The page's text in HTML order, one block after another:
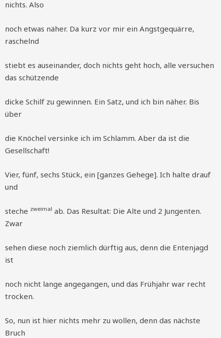
nichts. Also
noch etwas näher. Da kurz vor mir ein Angstgequärre,
raschelnd
stiebt es auseinander, doch nichts geht hoch, alle versuchen
das schützende
dicke Schilf zu gewinnen. Ein Satz, und ich bin näher. Bis
über
die Knöchel versinke ich im Schlamm. Aber da ist die
Gesellschaft!
Vier, fünf, sechs Stück, ein [ganzes Gehege]. Ich halte drauf
und
steche zweimal ab. Das Resultat: Die Alte und 2 Jungenten.
Zwar
sehen diese noch ziemlich dürftig aus, denn die Entenjagd
ist
noch nicht lange angegangen, und das Frühjahr war recht
trocken.
So, nun ist hier nichts mehr zu wollen, denn das nächste
Bruch